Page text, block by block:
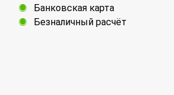
Банковская карта
Безналичный расчёт